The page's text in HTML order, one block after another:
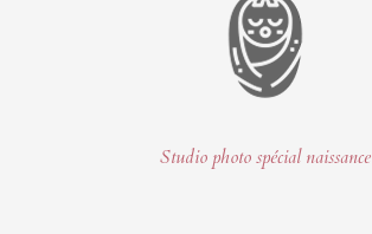
Studio photo spécial naissance